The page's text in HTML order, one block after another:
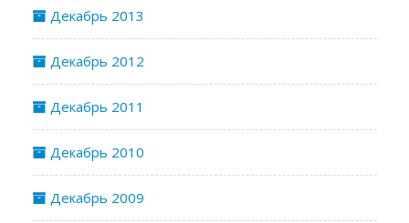
Декабрь 2013
Декабрь 2012
Декабрь 2011
Декабрь 2010
Декабрь 2009